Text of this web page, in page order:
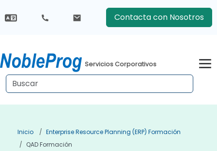
Contacta con Nosotros
Servicios Corporativos
Inicio
Enterprise Resource Planning (ERP) Formación
QAD Formación